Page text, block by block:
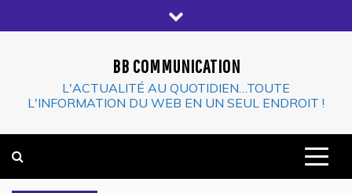
to
BB COMMUNICATION
L'ACTUALITÉ AU QUOTIDIEN…TOUTE
L'INFORMATION DU WEB EN UN SEUL ENDROIT !